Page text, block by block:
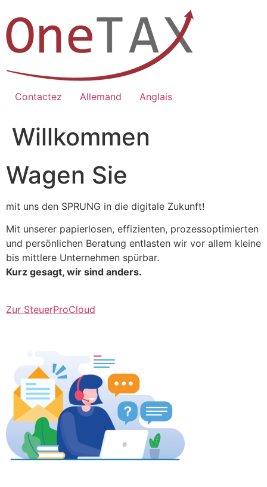
Inhalt
springen
Contactez Allemand Anglais
Willkommen
Wagen Sie
mit uns den SPRUNG in die digitale Zukunft!
Mit unserer papierlosen, effizienten, prozessoptimierten
und persönlichen Beratung entlasten wir vor allem kleine
bis mittlere Unternehmen spürbar.
Kurz gesagt, wir sind anders.
Zur SteuerProCloud